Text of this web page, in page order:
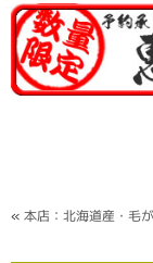
« 本店：北海道産・毛